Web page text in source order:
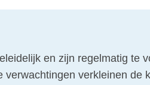
en zijn regelmatig te
verwachtingen verkleinen de